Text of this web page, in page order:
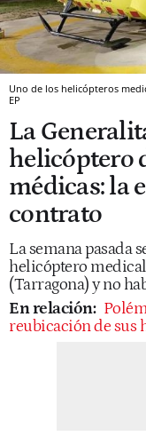
Uno de los helicópteros
EP
La
helicóptero
médicas: la
contrato
La semana pasada
helicóptero
(Tarragona) y no
En relación:
reubicación de sus